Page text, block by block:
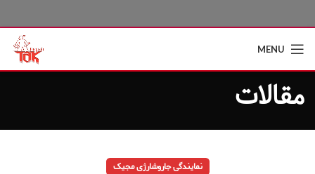
MENU
مقالات
نمایندگی جاروشارژی مجیک